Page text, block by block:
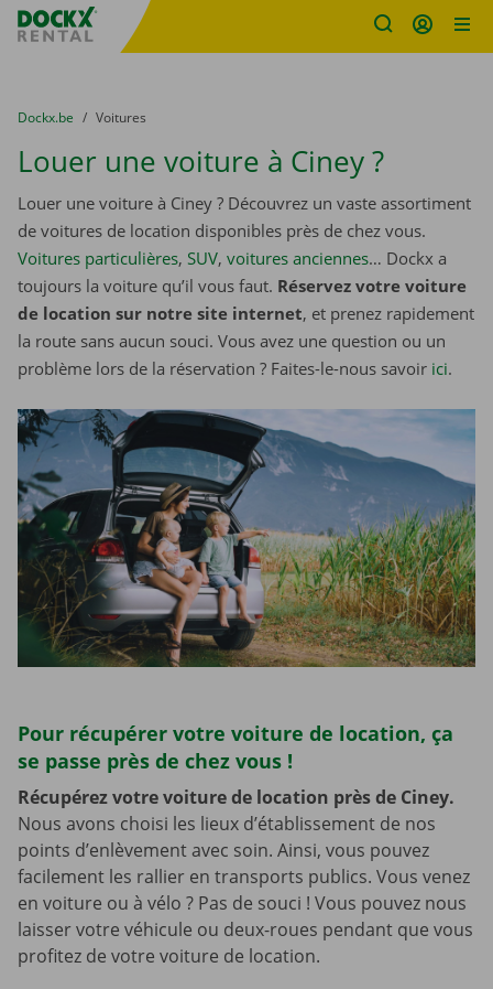
sitename
You are here:
du
Dockx.be to
Voitures
Louer une voiture à Ciney ?
Louer une voiture à Ciney ? Découvrez un vaste assortiment
de voitures de location disponibles près de chez vous.
Voitures particulières, SUV, voitures anciennes… Dockx a
toujours la voiture qu’il vous faut. Réservez votre voiture
de location sur notre site internet, et prenez rapidement
la route sans aucun souci. Vous avez une question ou un
problème lors de la réservation ? Faites-le-nous savoir ici.
Pour récupérer votre voiture de location, ça
se passe près de chez vous !
Récupérez votre voiture de location près de Ciney.
Nous avons choisi les lieux d’établissement de nos
points d’enlèvement avec soin. Ainsi, vous pouvez
facilement les rallier en transports publics. Vous venez
en voiture ou à vélo ? Pas de souci ! Vous pouvez nous
laisser votre véhicule ou deux-roues pendant que vous
profitez de votre voiture de location.